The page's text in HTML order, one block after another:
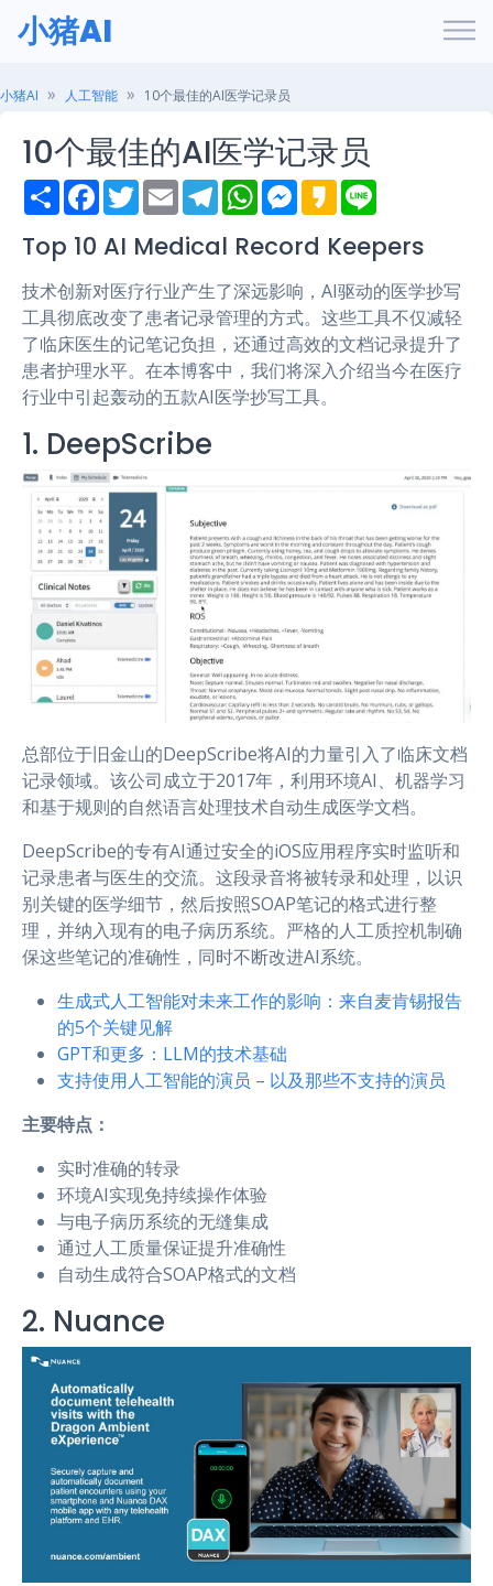
小猪AI
小猪AI 人工智能 10个最佳的AI医学记录员
10个最佳的AI医学记录员
S
h
r
e
F
a
e
b
o
k
T
w
t
t
r
E
m
i
l
T
e
e
g
a
m
W
h
t
s
p
p
M
e
s
e
g
e
r
K
a
a
o
e
Top 10 AI Medical Record Keepers
技术创新对医疗行业产生了深远影响，AI驱动的医学抄写
工具彻底改变了患者记录管理的方式。这些工具不仅减轻
了临床医生的记笔记负担，还通过高效的文档记录提升了
患者护理水平。在本博客中，我们将深入介绍当今在医疗
行业中引起轰动的五款AI医学抄写工具。
1. DeepScribe
总部位于旧金山的DeepScribe将AI的力量引入了临床文档
记录领域。该公司成立于2017年，利用环境AI、机器学习
和基于规则的自然语言处理技术自动生成医学文档。
DeepScribe的专有AI通过安全的iOS应用程序实时监听和
记录患者与医生的交流。这段录音将被转录和处理，以识
别关键的医学细节，然后按照SOAP笔记的格式进行整
理，并纳入现有的电子病历系统。严格的人工质控机制确
保这些笔记的准确性，同时不断改进AI系统。
生成式人工智能对未来工作的影响：来自麦肯锡报告
的5个关键见解
GPT和更多：LLM的技术基础
支持使用人工智能的演员 – 以及那些不支持的演员
主要特点：
实时准确的转录
环境AI实现免持续操作体验
与电子病历系统的无缝集成
通过人工质量保证提升准确性
自动生成符合SOAP格式的文档
2. Nuance